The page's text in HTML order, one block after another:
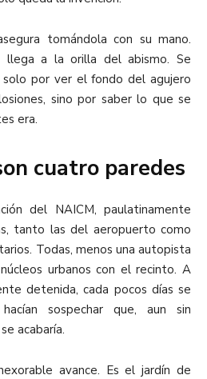
tomándola con su mano.
a la orilla del abismo. Se
por ver el fondo del agujero
sino por saber lo que se
era.
cuatro paredes
del NAICM, paulatinamente
tanto las del aeropuerto como
Todas, menos una autopista
urbanos con el recinto. A
detenida, cada pocos días se
sospechar que, aun sin
acabaría.
avance. Es el jardín de